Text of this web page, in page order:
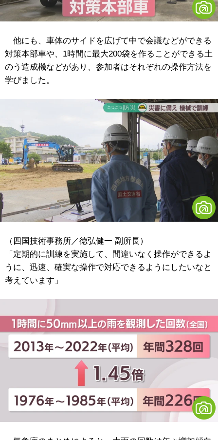
他にも、車体のサイドを広げて中で会議などができる
対策本部車や、1時間に最大200袋を作ることができる土
のう造成機などがあり、参加者はそれぞれの操作方法を
学びました。
（四国技術事務所／徳弘健一 副所長）
「定期的に訓練を実施して、間違いなく操作ができるよ
うに、迅速、確実な操作で対応できるようにしたいなと
考えています」